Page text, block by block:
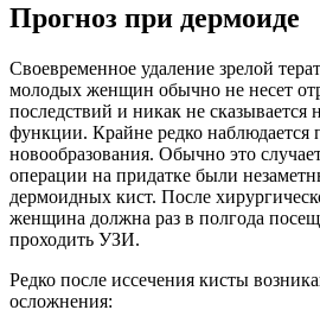
Прогноз при дермоиде
Своевременное удаление зрелой
молодых женщин обычно не несет
последствий и никак не сказывается
функции. Крайне редко наблюдается
новообразования. Обычно это
операции на придатке были
дермоидных кист. После
женщина должна раз в полгода
проходить УЗИ.
Редко после иссечения кисты
осложнения: